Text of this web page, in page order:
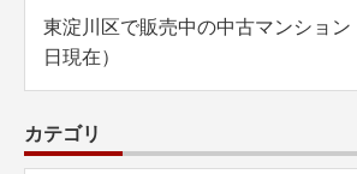
東淀川区で販売中の中古マンショ
日現在）
カテゴリ